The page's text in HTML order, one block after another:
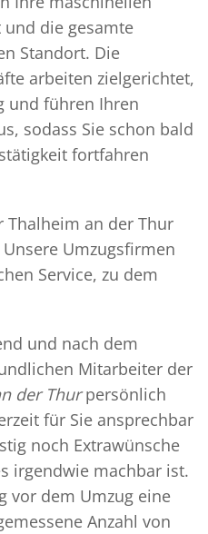
die gesamte
Standort. Die
arbeiten zielgerichtet,
und führen Ihren
sodass Sie schon bald
fortfahren
Thalheim an der Thur
Umzugsfirmen
Service, zu dem
und nach dem
Mitarbeiter der
der Thurpersönlich
für Sie ansprechbar
noch Extrawünsche
irgendwie machbar ist.
vor dem Umzug eine
Anzahl von